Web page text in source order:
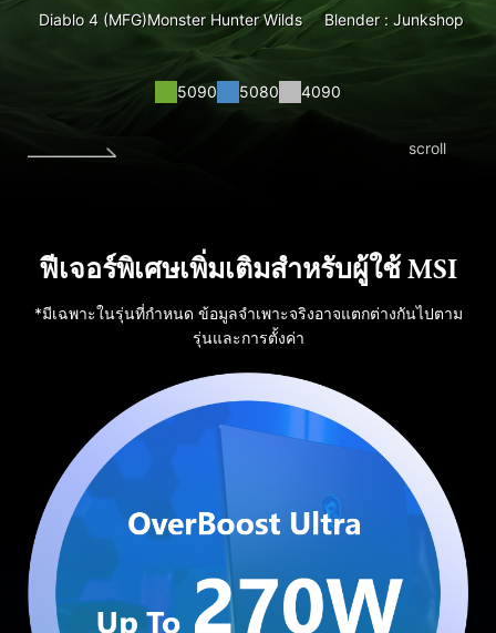
Diablo 4 (MFG)Monster Hunter Wilds Blender : Junkshop
5090 5080 4090
scroll
ฟีเจอร์พิเศษเพิ่มเติมสำหรับผู้ใช้ MSI
*มีเฉพาะในรุ่นที่กำหนด ข้อมูลจำเพาะจริงอาจแตกต่างกันไปตาม
รุ่นและการตั้งค่า